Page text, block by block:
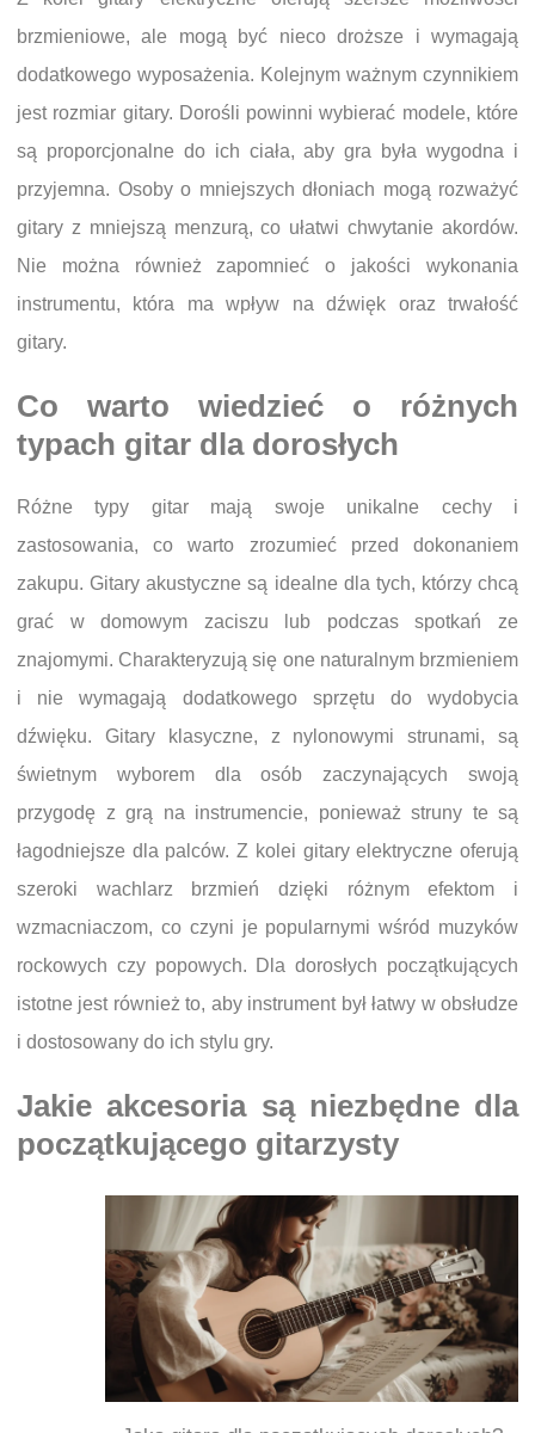
brzmieniowe, ale mogą być nieco droższe i wymagają
dodatkowego wyposażenia. Kolejnym ważnym czynnikiem
jest rozmiar gitary. Dorośli powinni wybierać modele, które
są proporcjonalne do ich ciała, aby gra była wygodna i
przyjemna. Osoby o mniejszych dłoniach mogą rozważyć
gitary z mniejszą menzurą, co ułatwi chwytanie akordów.
Nie można również zapomnieć o jakości wykonania
instrumentu, która ma wpływ na dźwięk oraz trwałość
gitary.
Co warto wiedzieć o różnych
typach gitar dla dorosłych
Różne typy gitar mają swoje unikalne cechy i
zastosowania, co warto zrozumieć przed dokonaniem
zakupu. Gitary akustyczne są idealne dla tych, którzy chcą
grać w domowym zaciszu lub podczas spotkań ze
znajomymi. Charakteryzują się one naturalnym brzmieniem
i nie wymagają dodatkowego sprzętu do wydobycia
dźwięku. Gitary klasyczne, z nylonowymi strunami, są
świetnym wyborem dla osób zaczynających swoją
przygodę z grą na instrumencie, ponieważ struny te są
łagodniejsze dla palców. Z kolei gitary elektryczne oferują
szeroki wachlarz brzmień dzięki różnym efektom i
wzmacniaczom, co czyni je popularnymi wśród muzyków
rockowych czy popowych. Dla dorosłych początkujących
istotne jest również to, aby instrument był łatwy w obsłudze
i dostosowany do ich stylu gry.
Jakie akcesoria są niezbędne dla
początkującego gitarzysty